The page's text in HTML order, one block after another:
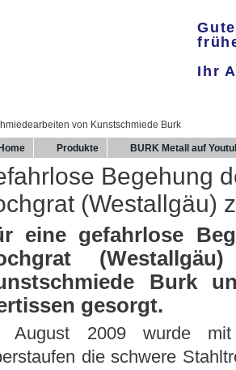
Ihr
Home Produkte BURK Metall auf
Begehung
(Westallgäu)
eine gefahrlose
Burk
gesorgt.
August 2009 wurde mit
die schwere